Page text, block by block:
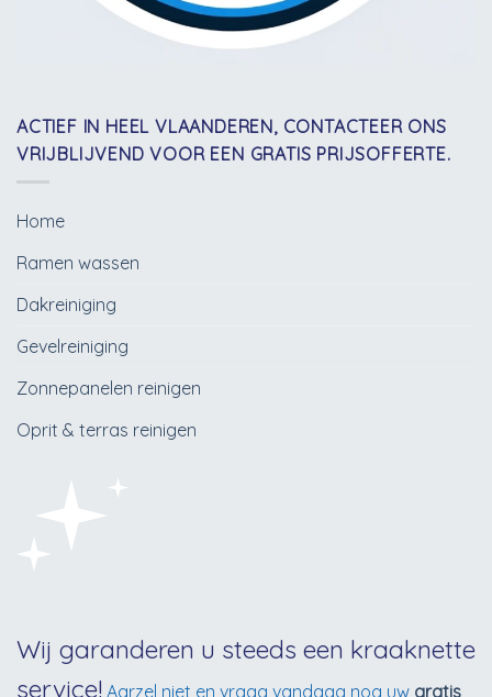
ACTIEF IN HEEL VLAANDEREN, CONTACTEER ONS
VRIJBLIJVEND VOOR EEN GRATIS PRIJSOFFERTE.
Home
Ramen wassen
Dakreiniging
Gevelreiniging
Zonnepanelen reinigen
Oprit & terras reinigen
Wij garanderen u steeds een kraaknette
service! Aarzel niet en vraag vandaag nog uw gratis